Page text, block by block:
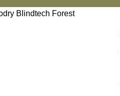
Blindtech Forest